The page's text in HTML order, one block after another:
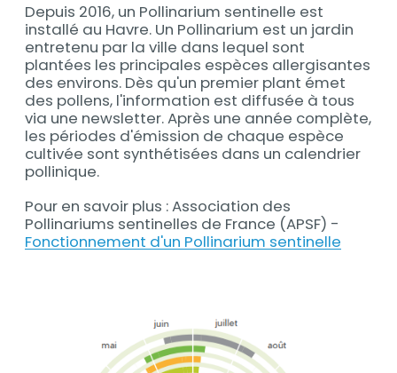
Contenu
Depuis 2016, un Pollinarium sentinelle est
installé au Havre. Un Pollinarium est un jardin
entretenu par la ville dans lequel sont
plantées les principales espèces allergisantes
des environs. Dès qu'un premier plant émet
des pollens, l'information est diffusée à tous
via une newsletter. Après une année complète,
les périodes d'émission de chaque espèce
cultivée sont synthétisées dans un calendrier
pollinique.
Pour en savoir plus : Association des
Pollinariums sentinelles de France (APSF) -
Fonctionnement d'un Pollinarium sentinelle